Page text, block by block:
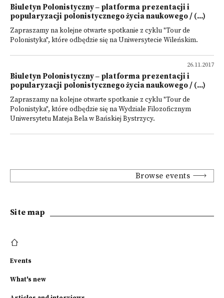
Biuletyn Polonistyczny ‒ platforma prezentacji i
popularyzacji polonistycznego życia naukowego / (...)
Zapraszamy na kolejne otwarte spotkanie z cyklu "Tour de
Polonistyka", które odbędzie się na Uniwersytecie Wileńskim.
26.11.2017
Biuletyn Polonistyczny ‒ platforma prezentacji i
popularyzacji polonistycznego życia naukowego / (...)
Zapraszamy na kolejne otwarte spotkanie z cyklu "Tour de
Polonistyka", które odbędzie się na Wydziale Filozoficznym
Uniwersytetu Mateja Bela w Bańskiej Bystrzycy.
Browse events
Site map
Events
What's new